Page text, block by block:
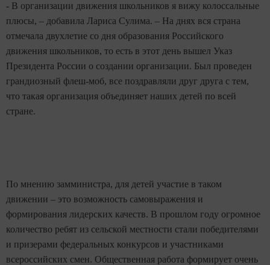
- В организации движения школьников я вижу колоссальные
плюсы, – добавила Лариса Сулима. – На днях вся страна
отмечала двухлетие со дня образования Российского
движения школьников, то есть в этот день вышел Указ
Президента России о создании организации. Был проведен
грандиозный флеш-моб, все поздравляли друг друга с тем,
что такая организация объединяет наших детей по всей
стране.
По мнению замминистра, для детей участие в таком
движении – это возможность самовыражения и
формирования лидерских качеств. В прошлом году огромное
количество ребят из сельской местности стали победителями
и призерами федеральных конкурсов и участниками
всероссийских смен. Общественная работа формирует очень